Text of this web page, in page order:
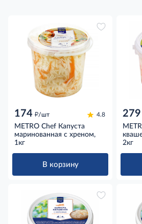
174 д/шт 4.8
METRO Chef Капуста
маринованная с хреном,
1кг
В корзину
279
2кг